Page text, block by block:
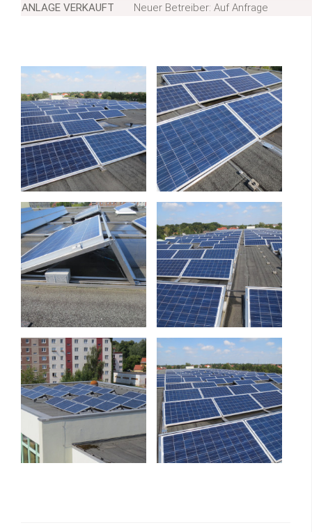
ANLAGE VERKAUFT
Neuer Betreiber: Auf Anfrage